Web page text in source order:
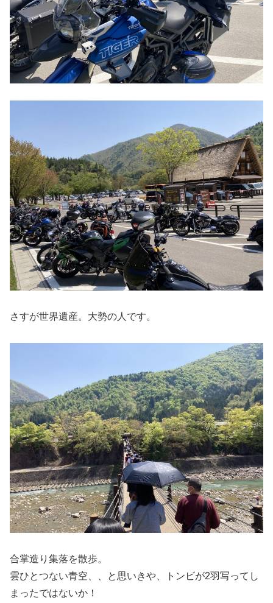
さすが世界遺産。大勢の人です。
合掌造り集落を散歩。
雲ひとつない青空、、と思いきや、トンビが2羽写ってし
まったではないか！